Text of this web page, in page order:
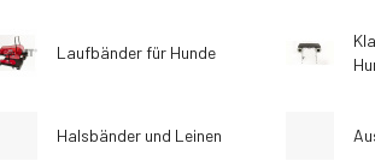
Laufbänder für Hunde
Halsbänder und Leinen